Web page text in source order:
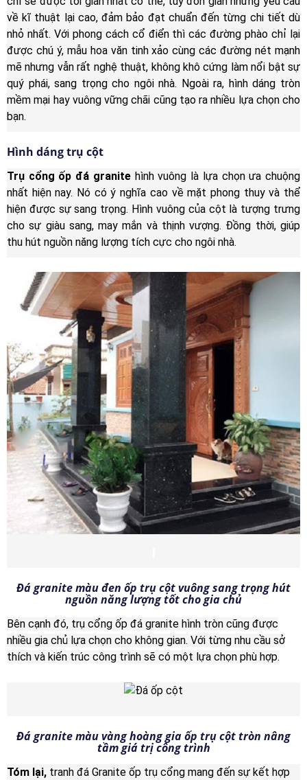
về kĩ thuật lại cao, đảm bảo đạt chuẩn đến từng chi tiết dù
nhỏ nhất. Với phong cách cổ điển thì các đường phào chỉ lại
được chú ý, mẫu hoa văn tinh xảo cùng các đường nét mạnh
mẽ nhưng vẫn rất nghệ thuật, không khô cứng làm nổi bật sự
quý phái, sang trọng cho ngôi nhà. Ngoài ra, hình dáng tròn
mềm mại hay vuông vững chãi cũng tạo ra nhiều lựa chọn cho
bạn.
Hình dáng trụ cột
Trụ cổng ốp đá granite hình vuông là lựa chọn ưa chuộng
nhất hiện nay. Nó có ý nghĩa cao về mặt phong thuy và thể
hiện được sự sang trọng. Hình vuông của cột là tượng trưng
cho sự giàu sang, may mắn và thịnh vượng. Đồng thời, giúp
thu hút nguồn năng lượng tích cực cho ngôi nhà.
Đá granite màu đen ốp trụ cột vuông sang trọng hút
nguồn năng lượng tốt cho gia chủ
Bên cạnh đó, trụ cổng ốp đá granite hình tròn cũng được
nhiều gia chủ lựa chọn cho không gian. Với từng nhu cầu sở
thích và kiến trúc công trình sẽ có một lựa chọn phù hợp.
Đá granite màu vàng hoàng gia ốp trụ cột tròn nâng
tầm giá trị công trình
Tóm lại, tranh đá Granite ốp trụ cổng mang đến sự kết hợp